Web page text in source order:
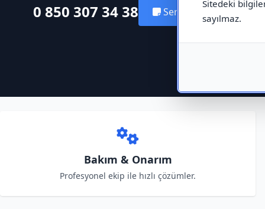
Sitedeki
sayılmaz.
0 850 307 34 38 Servis Kaydı Oluştur
Bakım & Onarım
Profesyonel ekip ile hızlı çözümler.